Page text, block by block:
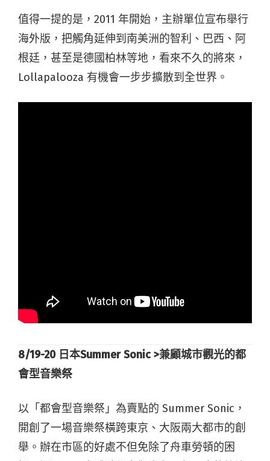
值得一提的是，2011 年開始，主辦單位宣布舉行
海外版，把觸角延伸到南美洲的智利、巴西、阿
根廷，甚至是德國柏林等地，看來不久的將來，
Lollapalooza 有機會一步步擴散到全世界。
8/19-20 日本Summer Sonic >兼顧城市觀光的都
會型音樂祭
以「都會型音樂祭」為賣點的 Summer Sonic，
開創了一場音樂祭橫跨東京、大阪兩大都市的創
舉。辦在市區的好處不但免除了舟車勞頓的困